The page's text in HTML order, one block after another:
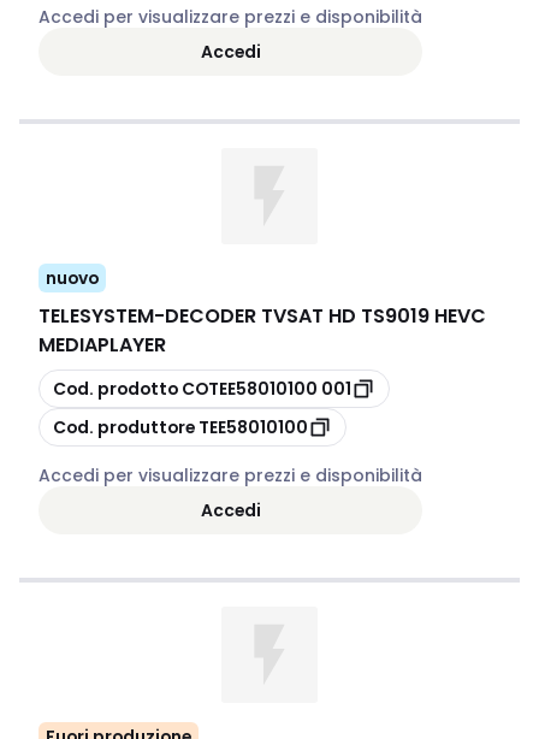
Accedi per visualizzare prezzi e disponibilità
Accedi
nuovo
TELESYSTEM-DECODER TVSAT HD TS9019 HEVC
MEDIAPLAYER
copia
Cod. prodotto
COTEE58010100 001
copia
Cod. produttore TEE58010100
Accedi per visualizzare prezzi e disponibilità
Accedi